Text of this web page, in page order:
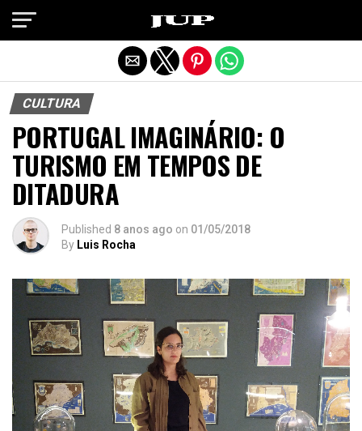
CULTURA
PORTUGAL IMAGINÁRIO: O
TURISMO EM TEMPOS DE
DITADURA
Published 8 anos ago on 01/05/2018
By Luis Rocha
Exit mobile version